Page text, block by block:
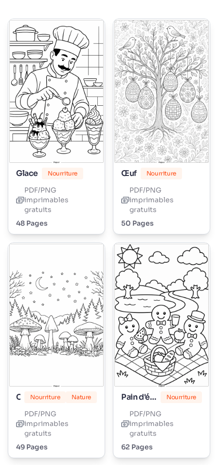
Glace Nourriture
PDF/PNG
imprimables
gratuits
48 Pages
Œuf Nourriture
PDF/PNG
imprimables
gratuits
50 Pages
Nourriture Nature
PDF/PNG
imprimables
gratuits
49 Pages
Pain d'épices Nourriture
PDF/PNG
imprimables
gratuits
62 Pages